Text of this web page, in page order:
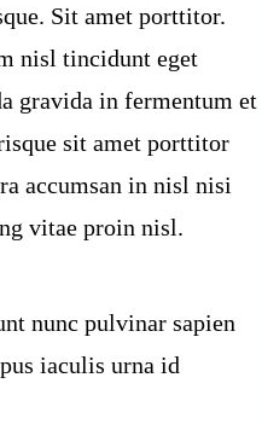
Sit amet porttitor.
nisl tincidunt eget
gravida in fermentum et
sit amet porttitor
accumsan in nisl nisi
vitae proin nisl.
nunc pulvinar sapien
iaculis urna id